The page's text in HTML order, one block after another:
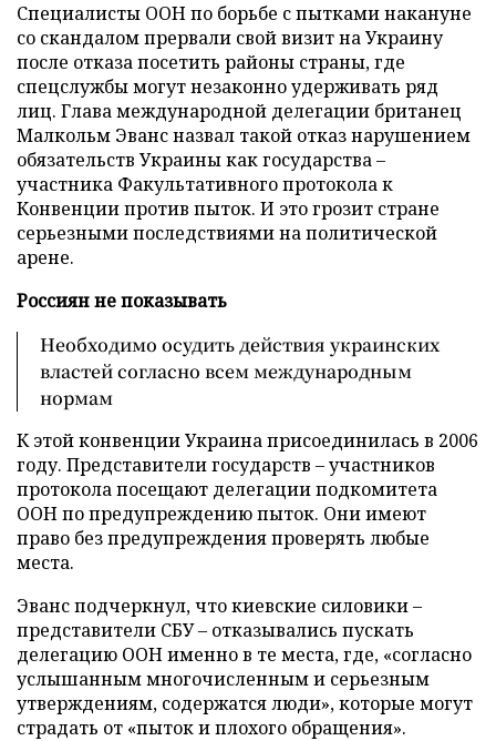
Специалисты ООН по борьбе с пытками накануне
со скандалом прервали свой визит на Украину
после отказа посетить районы страны, где
спецслужбы могут незаконно удерживать ряд
лиц. Глава международной делегации британец
Малкольм Эванс назвал такой отказ нарушением
обязательств Украины как государства –
участника Факультативного протокола к
Конвенции против пыток. И это грозит стране
серьезными последствиями на политической
арене.
Россиян не показывать
Необходимо осудить действия украинских
властей согласно всем международным
нормам
К этой конвенции Украина присоединилась в 2006
году. Представители государств – участников
протокола посещают делегации подкомитета
ООН по предупреждению пыток. Они имеют
право без предупреждения проверять любые
места.
Эванс подчеркнул, что киевские силовики –
представители СБУ – отказывались пускать
делегацию ООН именно в те места, где, «согласно
услышанным многочисленным и серьезным
утверждениям, содержатся люди», которые могут
страдать от «пыток и плохого обращения».